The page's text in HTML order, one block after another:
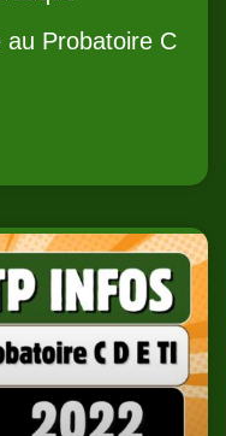
au Probatoire C